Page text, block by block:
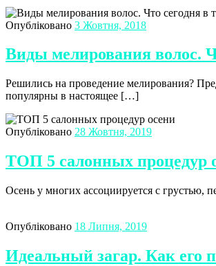
Опубліковано 3 Жовтня, 2018
Виды мелирования волос.
Решились на проведение мелирования?
популярны в настоящее […]
Опубліковано 28 Жовтня, 2019
ТОП 5 салонных процедур
Осень у многих ассоциируется с грустью,
Опубліковано 18 Липня, 2019
Идеальный загар. Как его